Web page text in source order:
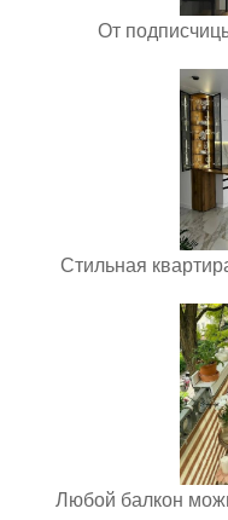
От
Стильная
Любой балкон